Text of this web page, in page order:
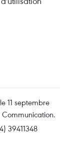
11 septembre
39411348